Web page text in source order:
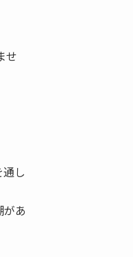
せ
し
あ